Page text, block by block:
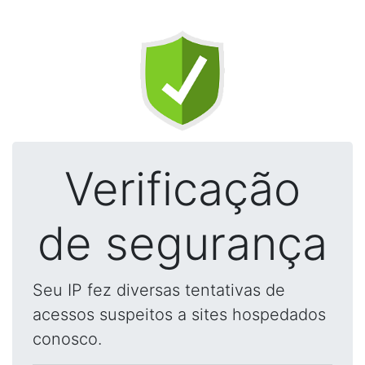
Verificação
de segurança
Seu IP fez diversas tentativas de
acessos suspeitos a sites hospedados
conosco.